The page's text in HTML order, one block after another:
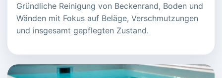
Gründliche Reinigung von Beckenrand, Boden und
Wänden mit Fokus auf Beläge, Verschmutzungen
und insgesamt gepflegten Zustand.